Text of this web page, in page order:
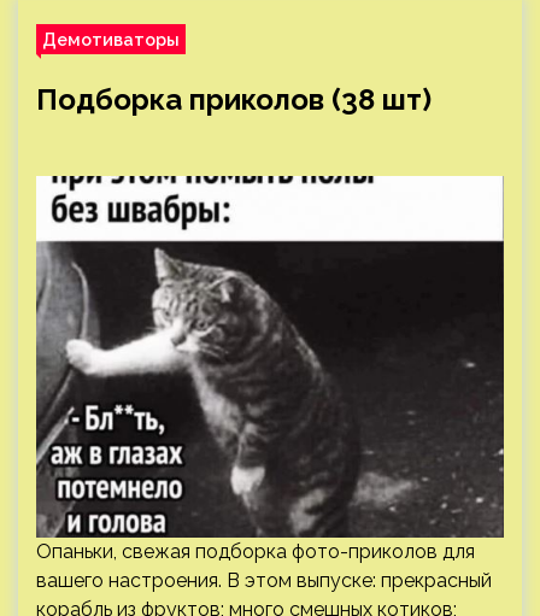
Демотиваторы
Подборка приколов (38 шт)
Опаньки, свежая подборка фото-приколов для
вашего настроения. В этом выпуске: прекрасный
корабль из фруктов; много смешных котиков;